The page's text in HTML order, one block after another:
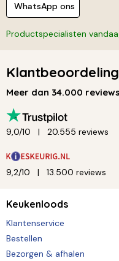
WhatsApp ons
Productspecialisten
Klantbeoordeling
Meer dan 34.000 reviews
9,0/10 20.555 reviews
9,2/10 13.500 reviews
Keukenloods
Klantenservice
Bestellen
Bezorgen & afhalen